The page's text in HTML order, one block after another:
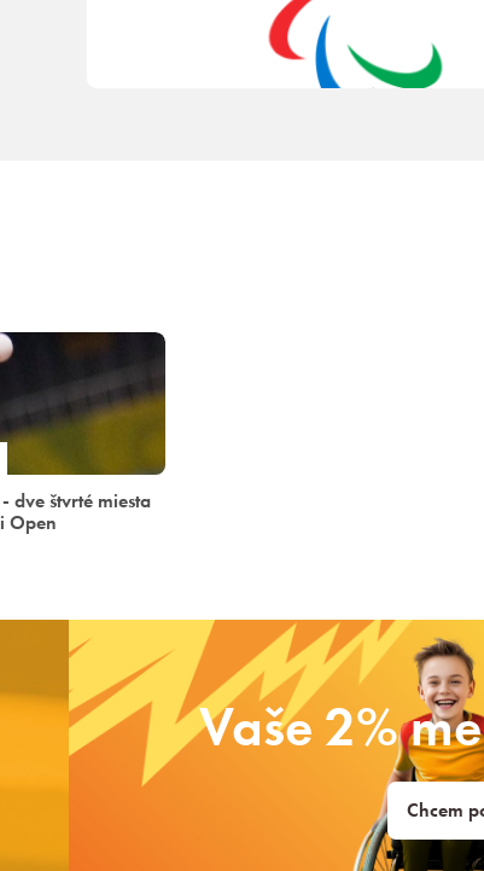
dve štvrté miesta
Open
Vaše 2%
Chcem